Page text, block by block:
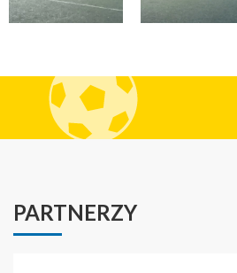
PARTNERZY